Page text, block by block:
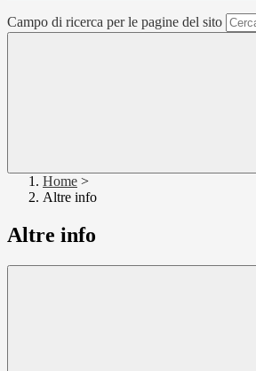
Campo di ricerca per le pagine del sito
Home >
Altre info
Altre info